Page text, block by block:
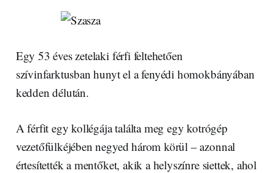
Egy 53 éves zetelaki férfi feltehetően
szívinfarktusban hunyt el a fenyédi homokbányában
kedden délután.
A férfit egy kollégája találta meg egy kotrógép
vezetőfülkéjében negyed három körül – azonnal
értesítették a mentőket, akik a helyszínre siettek, ahol